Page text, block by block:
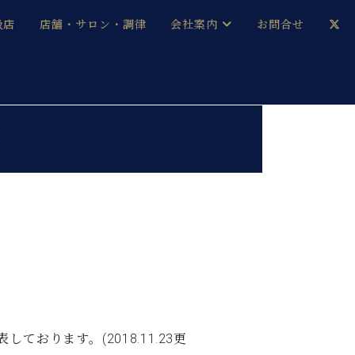
店 店舗・サロン・調律 会社案内 お問合せ
しております。(2018.11.23更